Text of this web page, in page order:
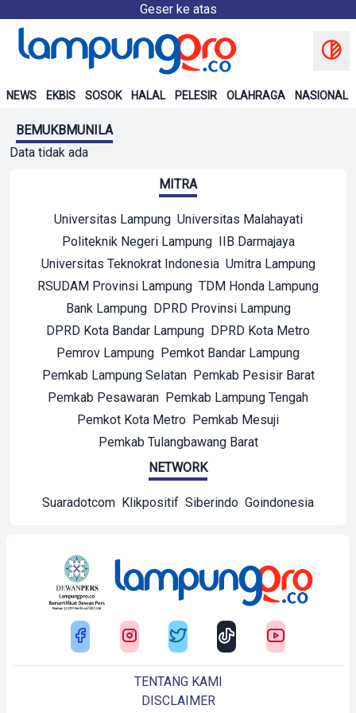
Geser ke atas
NEWS EKBIS SOSOK HALAL PELESIR OLAHRAGA NASIONAL
BEMUKBMUNILA
Data tidak ada
MITRA
Universitas Lampung Universitas Malahayati
Politeknik Negeri Lampung IIB Darmajaya
Universitas Teknokrat Indonesia Umitra Lampung
RSUDAM Provinsi Lampung TDM Honda Lampung
Bank Lampung DPRD Provinsi Lampung
DPRD Kota Bandar Lampung DPRD Kota Metro
Pemrov Lampung Pemkot Bandar Lampung
Pemkab Lampung Selatan Pemkab Pesisir Barat
Pemkab Pesawaran Pemkab Lampung Tengah
Pemkot Kota Metro Pemkab Mesuji
Pemkab Tulangbawang Barat
NETWORK
Suaradotcom Klikpositif Siberindo Goindonesia
TENTANG KAMI
DISCLAIMER